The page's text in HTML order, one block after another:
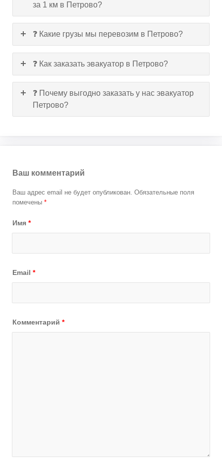
за 1 км в Петрово?
❓ Какие грузы мы перевозим в Петрово?
❓ Как заказать эвакуатор в Петрово?
❓ Почему выгодно заказать у нас эвакуатор
Петрово?
Ваш комментарий
Ваш адрес email не будет опубликован. Обязательные поля
помечены *
Имя *
Email *
Комментарий *